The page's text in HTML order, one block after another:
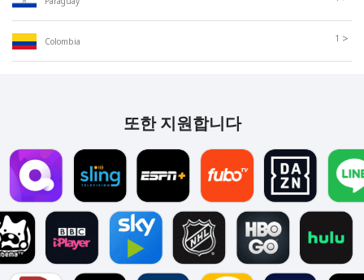
Colombia 1 >
또한 지원합니다